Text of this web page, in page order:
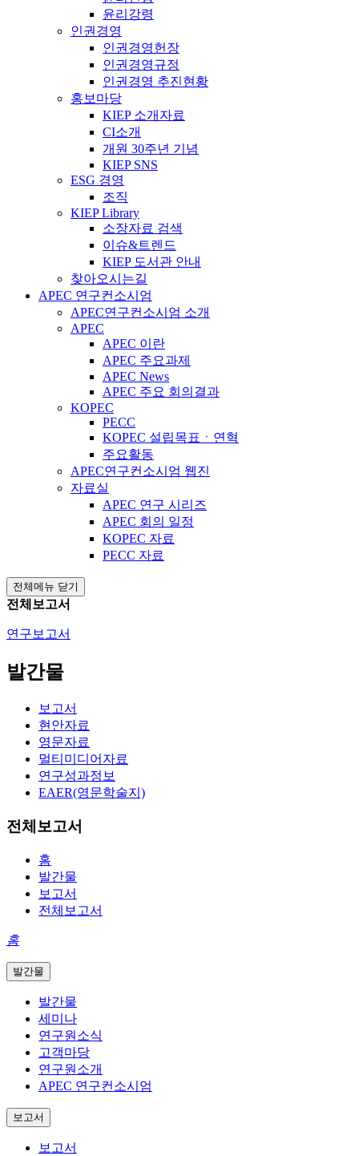
윤리강령
인권경영
인권경영헌장
인권경영규정
인권경영 추진현황
홍보마당
KIEP 소개자료
CI소개
개원 30주년 기념
KIEP SNS
ESG 경영
조직
KIEP Library
소장자료 검색
이슈&트렌드
KIEP 도서관 안내
찾아오시는길
APEC 연구컨소시엄
APEC연구컨소시엄 소개
APEC
APEC 이란
APEC 주요과제
APEC News
APEC 주요 회의결과
KOPEC
PECC
KOPEC 설립목표ㆍ연혁
주요활동
APEC연구컨소시엄 웹진
자료실
APEC 연구 시리즈
APEC 회의 일정
KOPEC 자료
PECC 자료
전체메뉴 닫기
전체보고서
연구보고서
발간물
보고서
현안자료
영문자료
멀티미디어자료
연구성과정보
EAER(영문학술지)
전체보고서
홈
발간물
보고서
전체보고서
홈
발간물
발간물
세미나
연구원소식
고객마당
연구원소개
APEC 연구컨소시엄
보고서
보고서